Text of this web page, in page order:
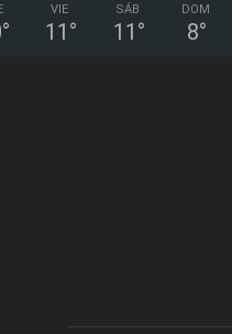
°
VIE
11 °
SÁB
11 °
DOM
8°